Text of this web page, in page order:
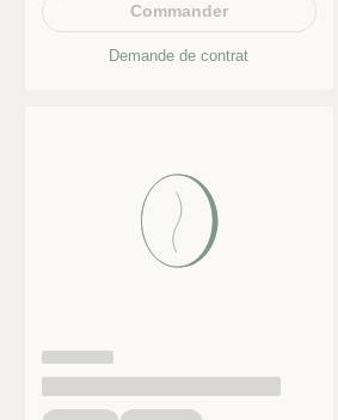
Commander
Demande de contrat